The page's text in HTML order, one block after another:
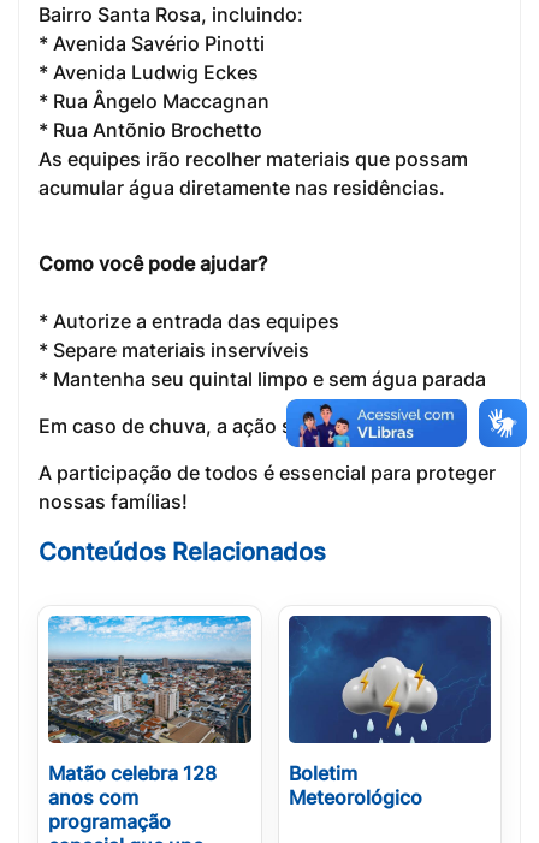
Bairro Santa Rosa, incluindo:
* Avenida Savério Pinotti
* Avenida Ludwig Eckes
* Rua Ângelo Maccagnan
* Rua Antõnio Brochetto
As equipes irão recolher materiais que possam
acumular água diretamente nas residências.
Como você pode ajudar?
* Autorize a entrada das equipes
* Separe materiais inservíveis
* Mantenha seu quintal limpo e sem água parada
Em caso de chuva, a ação será remarcada.
A participação de todos é essencial para proteger
nossas famílias!
Conteúdos Relacionados
Matão celebra 128
anos com
programação
Boletim
Meteorológico